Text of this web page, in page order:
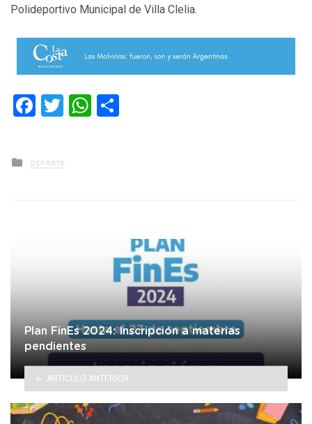
Polideportivo Municipal de Villa Clelia.
Facebook
TwitterWhatsApp
Posted
in
DEPORTE
Plan FinEs 2024: Inscripción a materias
pendientes
ARTÍCULO ANTERIOR